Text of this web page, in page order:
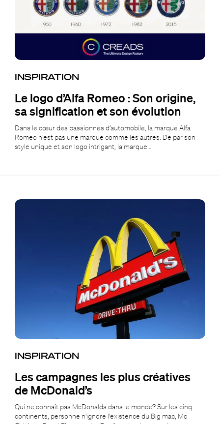
INSPIRATION
Le logo d’Alfa Romeo : Son origine,
sa signification et son évolution
Dans le cœur des passionnés d’automobile, la marque Alfa
Romeo n’est pas une marque comme les autres. De par son
style unique et son logo intrigant, la marque…
INSPIRATION
Les campagnes les plus créatives
de McDonald’s
Qui ne connaît pas McDonalds dans le monde? Sur les cinq
continents, personne n'ignore l'existence du Big mac, Mc